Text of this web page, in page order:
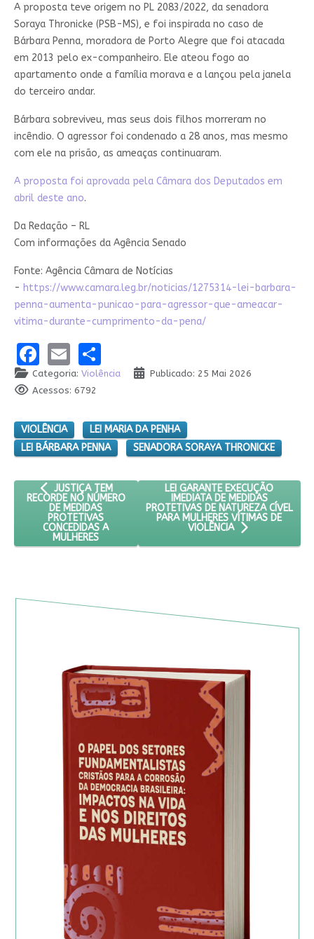
A proposta teve origem no PL 2083/2022, da senadora
Soraya Thronicke (PSB-MS), e foi inspirada no caso de
Bárbara Penna, moradora de Porto Alegre que foi atacada
em 2013 pelo ex-companheiro. Ele ateou fogo ao
apartamento onde a família morava e a lançou pela janela
do terceiro andar.
Bárbara sobreviveu, mas seus dois filhos morreram no
incêndio. O agressor foi condenado a 28 anos, mas mesmo
com ele na prisão, as ameaças continuaram.
A proposta foi aprovada pela Câmara dos Deputados em
abril deste ano.
Da Redação – RL
Com informações da Agência Senado
Fonte: Agência Câmara de Notícias
- https://www.camara.leg.br/noticias/1275314-lei-barbara-
penna-aumenta-punicao-para-agressor-que-ameacar-
vitima-durante-cumprimento-da-pena/
Facebook
EmailShare
Categoria: Violência
Publicado: 25 Mai 2026
Acessos: 6792
VIOLÊNCIA
LEI MARIA DA PENHA
LEI BÁRBARA PENNA
SENADORA SORAYA THRONICKE
ARTIGO ANTERIOR: JUSTIÇA TEM RECORDE NO NÚMERO DE
JUSTIÇA TEM
RECORDE NO NÚMERO
DE MEDIDAS
PROTETIVAS
CONCEDIDAS A
MULHERES
PRÓXIMO ARTIGO: LEI GARANTE
LEI GARANTE EXECUÇÃO
IMEDIATA DE MEDIDAS
PROTETIVAS DE NATUREZA CÍVEL
PARA MULHERES VÍTIMAS DE
VIOLÊNCIA